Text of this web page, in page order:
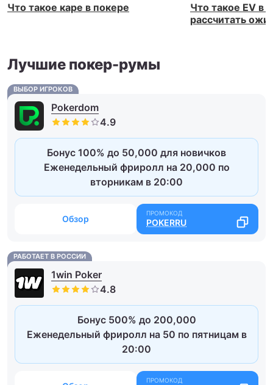
Что такое каре в покере
Что такое EV в
рассчитать
Лучшие покер-румы
ВЫБОР ИГРОКОВ
Pokerdom
Бонус 100% до 50,000 для новичков
Еженедельный фриролл на 20,000 по
вторникам в 20:00
Обзор POKERRU
РАБОТАЕТ В РОССИИ
1win Poker
Бонус 500% до 200,000
Еженедельный фриролл на 50 по пятницам в
20:00